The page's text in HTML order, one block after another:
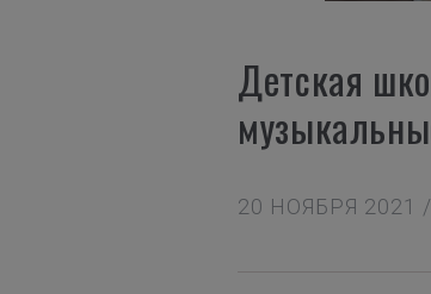
Детская
20 НОЯБРЯ